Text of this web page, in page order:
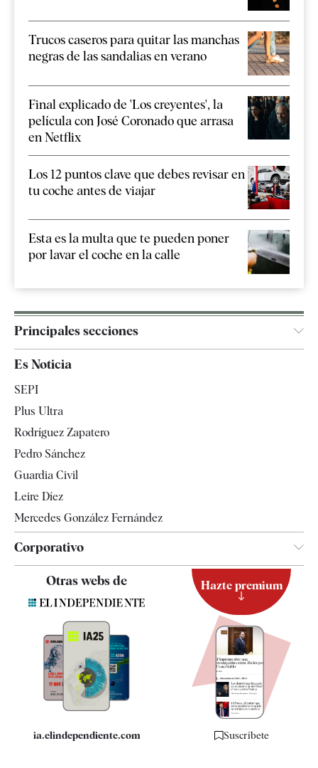
Trucos caseros para quitar las manchas
negras de las sandalias en verano
Final explicado de 'Los creyentes', la
película con José Coronado que arrasa
en Netflix
Los 12 puntos clave que debes revisar en
tu coche antes de viajar
Esta es la multa que te pueden poner
por lavar el coche en la calle
Principales secciones
España
Televisión
Es Noticia
SEPI
Plus Ultra
Rodríguez Zapatero
Pedro Sánchez
Guardia Civil
Leire Díez
Mercedes González Fernández
Corporativo
Contacto
Quiénes somos
Especificaciones
Otras webs de
ia.elindependiente.com
Hazte premium
Suscríbete